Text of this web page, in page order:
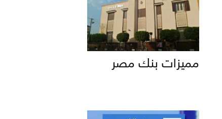
مميزات بنك مصر